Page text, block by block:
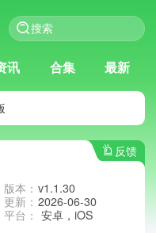
讯 合集 最新
反馈
版本： v1.1.30
更新： 2026-06-30
平台： 安卓，iOS